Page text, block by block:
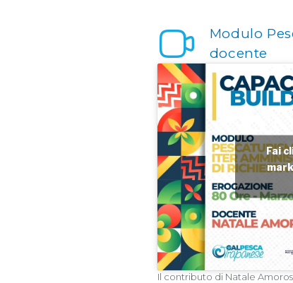
Modulo
docente
Fai
Il contributo di Natale